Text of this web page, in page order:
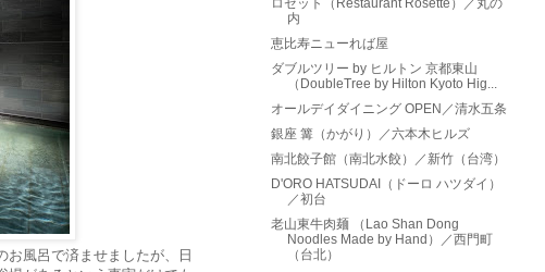
お風呂で済ませましたが、日
ロゼット（Restaurant Rosette）／丸の
内
恵比寿ニューれば屋
ダブルツリー by ヒルトン 京都東山
（DoubleTree by Hilton Kyoto Hig...
オールデイダイニング OPEN／清水五条
銀座 篝（かがり）／六本木ヒルズ
南北餃子館（南北水餃）／新竹（台湾）
D'ORO HATSUDAI（ドーロ ハツダイ）
／初台
老山東牛肉麺 （Lao Shan Dong
Noodles Made by Hand）／西門町
（台北）